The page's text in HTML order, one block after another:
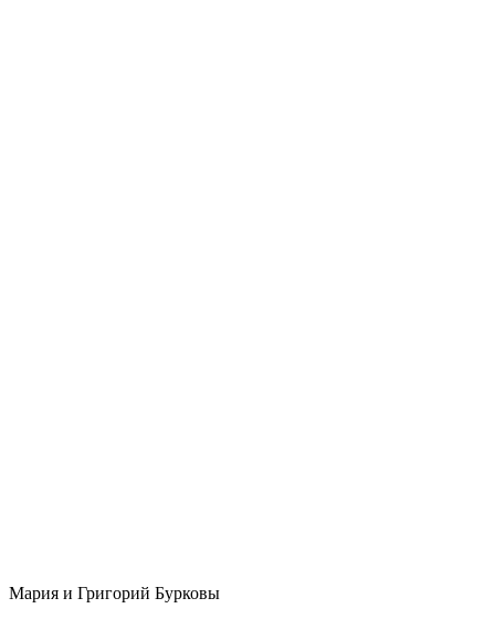
Мария и Григорий Бурковы